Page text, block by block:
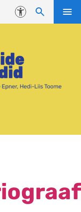
Juurdepääsetavus